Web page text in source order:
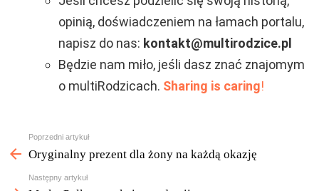
opinią, doświadczeniem na łamach portalu,
napisz do nas: kontakt@multirodzice.pl
Będzie nam miło, jeśli dasz znać znajomym
o multiRodzicach. Sharing is caring!
Zobacz
więcej
Poprzedni artykuł
Oryginalny prezent dla żony na każdą okazję
Następny artykuł